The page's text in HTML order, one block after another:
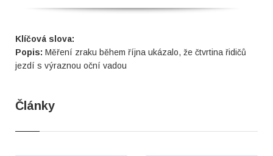
Klíčová slova:
Popis: Měření zraku během října ukázalo, že čtvrtina řidičů
jezdí s výraznou oční vadou
Články